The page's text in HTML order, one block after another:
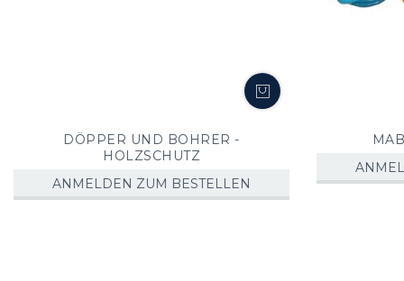
DÖPPER UND BOHRER -
HOLZSCHUTZ
ANMELDEN ZUM BESTELLEN